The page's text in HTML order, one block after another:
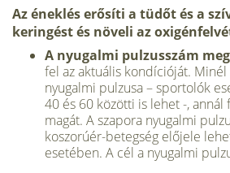
Az éneklés erősíti a tüdőt és a
keringést és növeli az
A nyugalmi pulzusszám
fel az aktuális kondícióját. Minél
nyugalmi pulzusa – sportolók
40 és 60 közötti is lehet -,
magát. A szapora nyugalmi
koszorúér-betegség előjele
esetében. A cél a nyugalmi